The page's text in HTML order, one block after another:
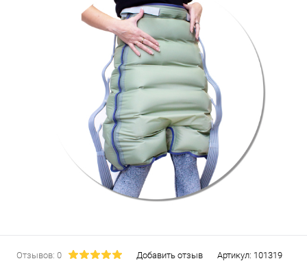
Отзывов: 0 Добавить отзыв Артикул: 101319